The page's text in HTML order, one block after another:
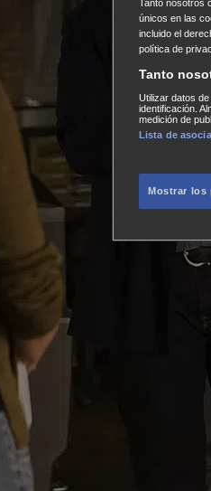
Tanto nosotros
únicos en las
incluido el
política de
Tanto
Utilizar datos
identificación.
medición de
Lista de
Mostrar los